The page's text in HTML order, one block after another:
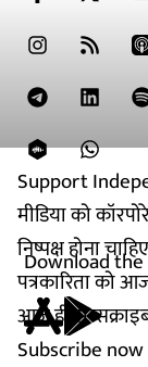
Support
मीडिया को
निष्पक्ष होना
पत्रकारिता को
आज ही
Subscribe now
Download